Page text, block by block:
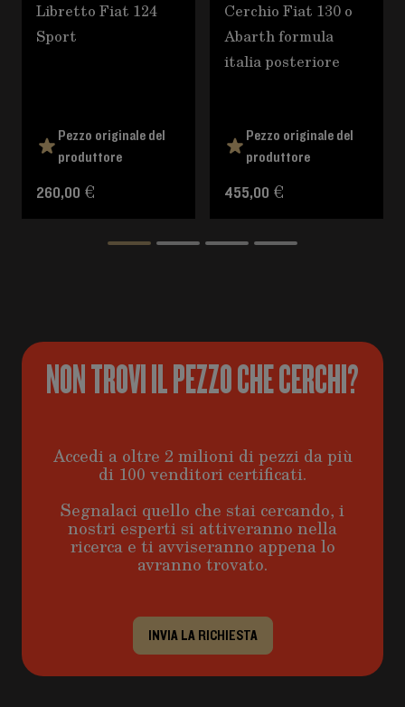
Libretto Fiat 124
Sport
Pezzo originale del
produttore
260,00 €
Cerchio Fiat 130 o
Abarth formula
italia posteriore
Pezzo originale del
produttore
455,00 €
NON TROVI IL PEZZO CHE CERCHI?
Accedi a oltre 2 milioni di pezzi da più
di 100 venditori certificati.
Segnalaci quello che stai cercando, i
nostri esperti si attiveranno nella
ricerca e ti avviseranno appena lo
avranno trovato.
INVIA LA RICHIESTA